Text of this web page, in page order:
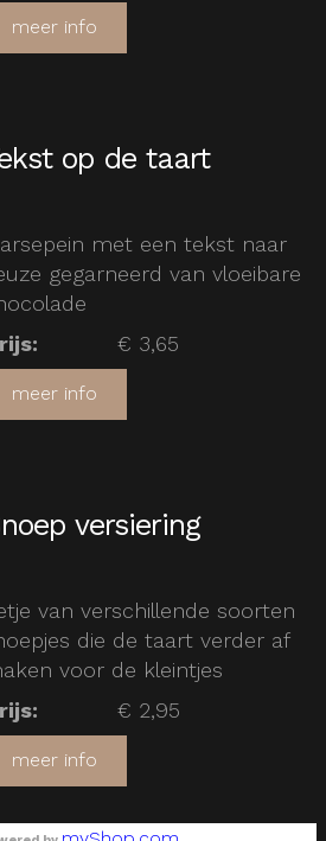
meer info
op de taart
met een tekst naar
gegarneerd van vloeibare
: € 3,65
meer info
versiering
van verschillende soorten
die de taart verder af
voor de kleintjes
: € 2,95
meer info